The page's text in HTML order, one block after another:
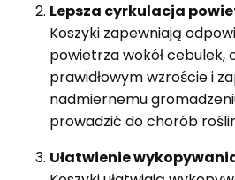
Lepsza cyrkulacja
Koszyki zapewniają
powietrza wokół cebulek,
prawidłowym wzroście i
nadmiernemu
prowadzić do chorób
Ułatwienie